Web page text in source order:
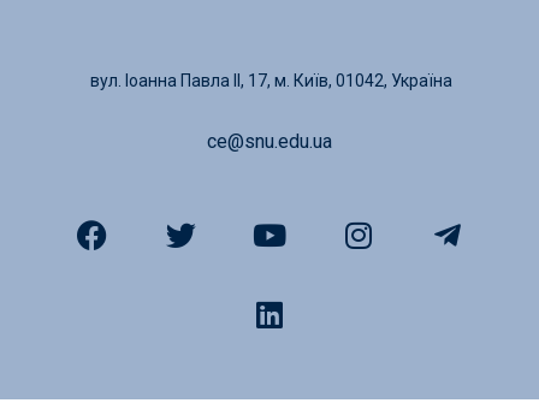
вул. Іоанна Павла ІІ, 17, м. Київ, 01042, Україна
ce@snu.edu.ua